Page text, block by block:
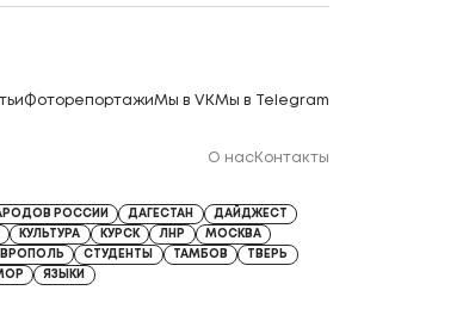
ФоторепортажиМы в VKМы в Telegram
О насКонтакты
РОССИИ ДАГЕСТАН
ДАЙДЖЕСТ
КУЛЬТУРА КУРСК ЛНР
МОСКВА
СТУДЕНТЫ ТАМБОВ
ТВЕРЬ
ЯЗЫКИ